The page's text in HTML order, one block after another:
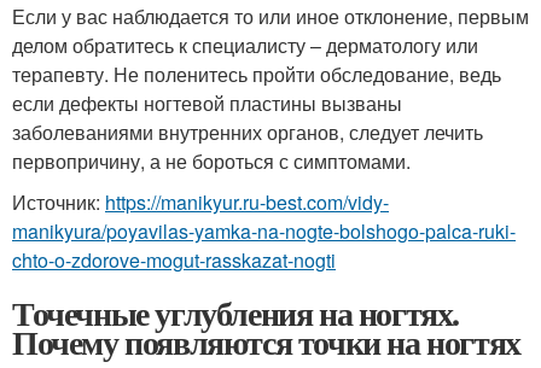
Если у вас наблюдается то или иное отклонение, первым
делом обратитесь к специалисту – дерматологу или
терапевту. Не поленитесь пройти обследование, ведь
если дефекты ногтевой пластины вызваны
заболеваниями внутренних органов, следует лечить
первопричину, а не бороться с симптомами.
Источник: https://manikyur.ru-best.com/vidy-
manikyura/poyavilas-yamka-na-nogte-bolshogo-palca-ruki-
chto-o-zdorove-mogut-rasskazat-nogti
Точечные углубления на ногтях.
Почему появляются точки на ногтях